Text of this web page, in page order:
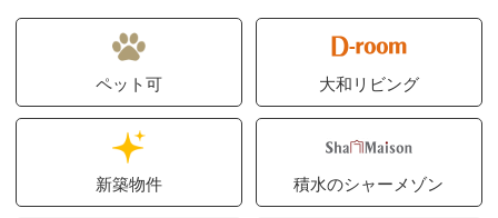
ペット可 大和リビング
新築物件 積水のシャーメゾン